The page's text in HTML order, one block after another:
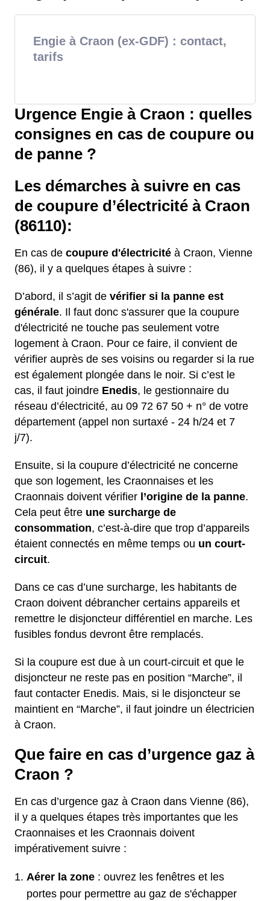
Engie à Craon (ex-GDF) : contact,
tarifs
Urgence Engie à Craon : quelles
consignes en cas de coupure ou
de panne ?
Les démarches à suivre en cas
de coupure d’électricité à Craon
(86110):
En cas de coupure d'électricité à Craon, Vienne
(86), il y a quelques étapes à suivre :
D’abord, il s’agit de vérifier si la panne est
générale. Il faut donc s'assurer que la coupure
d'électricité ne touche pas seulement votre
logement à Craon. Pour ce faire, il convient de
vérifier auprès de ses voisins ou regarder si la rue
est également plongée dans le noir. Si c’est le
cas, il faut joindre Enedis, le gestionnaire du
réseau d’électricité, au 09 72 67 50 + n° de votre
département (appel non surtaxé - 24 h/24 et 7
j/7).
Ensuite, si la coupure d’électricité ne concerne
que son logement, les Craonnaises et les
Craonnais doivent vérifier l’origine de la panne.
Cela peut être une surcharge de
consommation, c’est-à-dire que trop d’appareils
étaient connectés en même temps ou un court-
circuit.
Dans ce cas d’une surcharge, les habitants de
Craon doivent débrancher certains appareils et
remettre le disjoncteur différentiel en marche. Les
fusibles fondus devront être remplacés.
Si la coupure est due à un court-circuit et que le
disjoncteur ne reste pas en position “Marche”, il
faut contacter Enedis. Mais, si le disjoncteur se
maintient en “Marche”, il faut joindre un électricien
à Craon.
Que faire en cas d’urgence gaz à
Craon ?
En cas d’urgence gaz à Craon dans Vienne (86),
il y a quelques étapes très importantes que les
Craonnaises et les Craonnais doivent
impérativement suivre :
Aérer la zone : ouvrez les fenêtres et les
portes pour permettre au gaz de s'échapper